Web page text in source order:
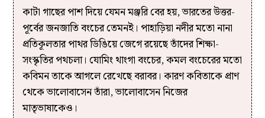
কাটা গাছের পাশ দিয়ে যেমন মঞ্জরি বের হয়, ভারতের উত্তর-
পূর্বের জনজাতি বংচের তেমনই। পাহাড়িয়া নদীর মতো নানা
প্রতিকূলতার পাথর ডিঙিয়ে জেগে রয়েছে তাঁদের শিক্ষা-
সংস্কৃতির পথচলা। যোমিং থাংগা বংচের, কমল বংচেরের মতো
কবিমন তাকে আগলে রেখেছে বরাবর। কারণ কবিতাকে প্রাণ
থেকে ভালোবাসেন তাঁরা, ভালোবাসেন নিজের
মাতৃভাষাকেও।